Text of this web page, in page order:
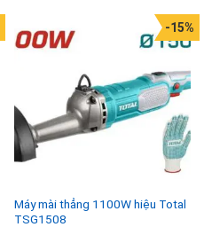
Máy mài thẳng 1100W hiệu Total
TSG1508
-15%